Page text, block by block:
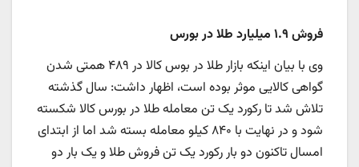
فروش ۱.۹ میلیارد طلا در بورس
وی با بیان اینکه بازار طلا در بوس کالا در ۴۸۹ همتی شدن
گواهی کالایی موثر بوده است، اظهار داشت: سال گذشته
تلاش شد تا رکورد یک تن معامله طلا در بورس کالا شکسته
شود و در نهایت با ۸۴۰ کیلو معامله بسته شد اما از ابتدای
امسال تاکنون دو بار رکورد یک تن فروش طلا و یک بار دو